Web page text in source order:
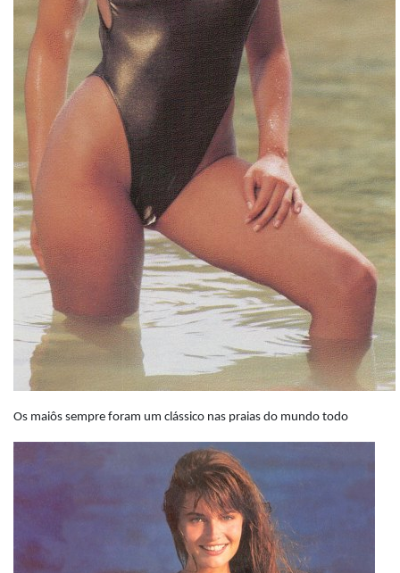
Os maiôs sempre foram um clássico nas praias do mundo todo